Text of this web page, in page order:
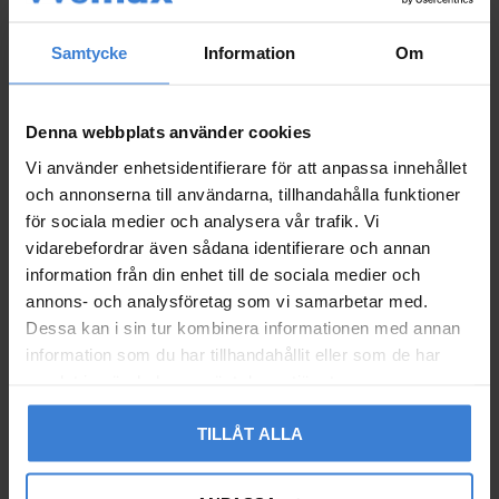
Samtycke Information Om
Denna webbplats använder cookies
Vi använder enhetsidentifierare för att anpassa innehållet
och annonserna till användarna, tillhandahålla funktioner
för sociala medier och analysera vår trafik. Vi
vidarebefordrar även sådana identifierare och annan
information från din enhet till de sociala medier och
annons- och analysföretag som vi samarbetar med.
Dessa kan i sin tur kombinera informationen med annan
information som du har tillhandahållit eller som de har
TILLÅT ALLA
Väggarmatur Basel E27
Svart/Klar Norlys 660B
7042896600066
1 439KR
Lägg till i favoriter
Väggarmatur Basel LED
-modul Svart Norlys 68
1B
681B
Norlys Basel-serien utmärker sig genom sin rundade,